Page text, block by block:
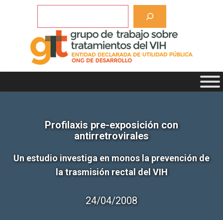
Profilaxis pre-exposición con
antirretrovirales
Un estudio investiga en monos la prevención de
la trasmisión rectal del VIH
24/04/2008